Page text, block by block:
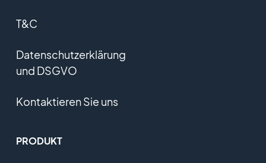
T&C
Datenschutzerklärung
und DSGVO
Kontaktieren Sie uns
PRODUKT